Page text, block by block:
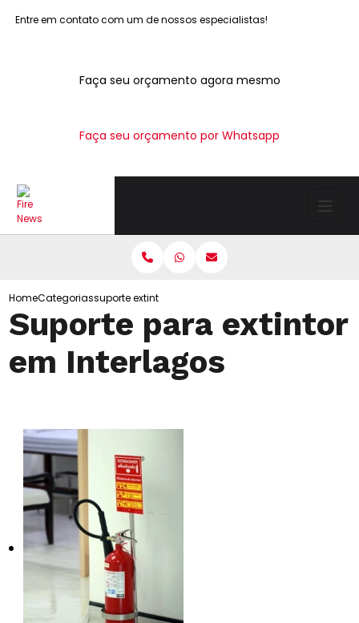
Entre em contato com um de nossos especialistas!
Faça seu orçamento agora mesmo
Faça seu orçamento por Whatsapp
HomeCategoriassuporte extintor interlagos
Suporte para extintor
em Interlagos